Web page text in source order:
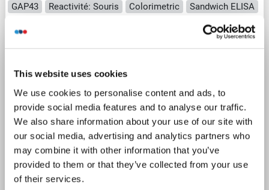
This website uses cookies
We use cookies to personalise content and ads, to
provide social media features and to analyse our traffic.
We also share information about your use of our site with
our social media, advertising and analytics partners who
may combine it with other information that you’ve
provided to them or that they’ve collected from your use
of their services.
GAP43 Reactivité: Souris Colorimetric
Sandwich ELISA
Cell Lysate, Tissue Homogenate
ELISA